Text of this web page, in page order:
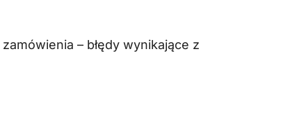
– błędy wynikające z